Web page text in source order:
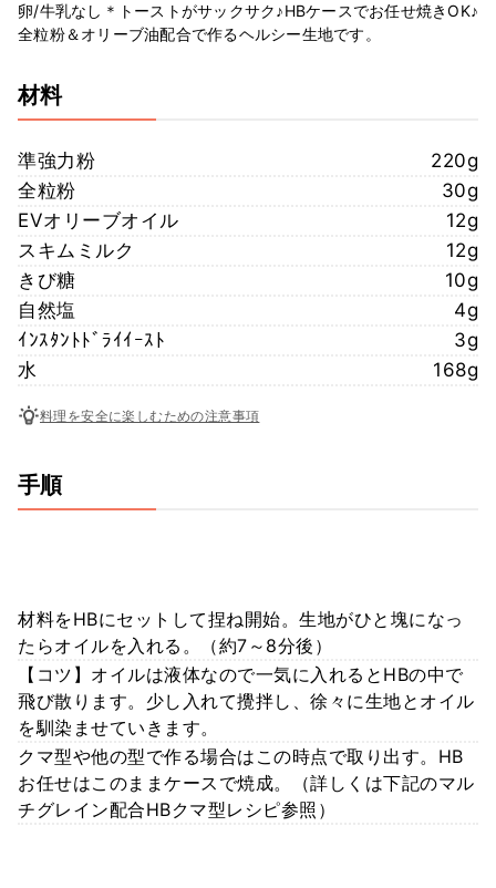
卵/牛乳なし＊トーストがサックサク♪HBケースでお任せ焼きOK♪
全粒粉＆オリーブ油配合で作るヘルシー生地です。
材料
準強力粉
220g
全粒粉
30g
EVオリーブオイル
12g
スキムミルク
12g
きび糖
10g
自然塩
4g
ｲﾝｽﾀﾝﾄﾄﾞﾗｲｲｰｽﾄ
3g
水
168g
料理を安全に楽しむための注意事項
手順
材料をHBにセットして捏ね開始。生地がひと塊になっ
たらオイルを入れる。（約7～8分後）
【コツ】オイルは液体なので一気に入れるとHBの中で
飛び散ります。少し入れて攪拌し、徐々に生地とオイル
を馴染ませていきます。
クマ型や他の型で作る場合はこの時点で取り出す。HB
お任せはこのままケースで焼成。（詳しくは下記のマル
チグレイン配合HBクマ型レシピ参照）